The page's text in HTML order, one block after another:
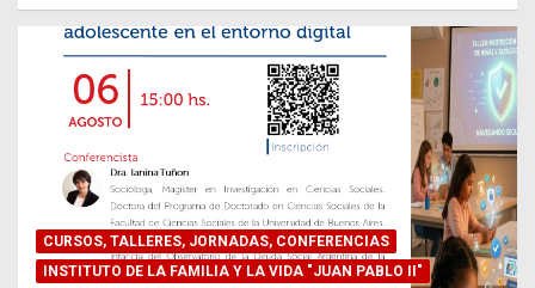
CURSOS, TALLERES, JORNADAS, CONFERENCIAS
INSTITUTO DE LA FAMILIA Y LA VIDA "JUAN PABLO II"